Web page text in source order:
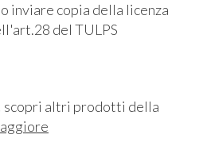
inviare copia della licenza
del TULPS
scopri altri prodotti della